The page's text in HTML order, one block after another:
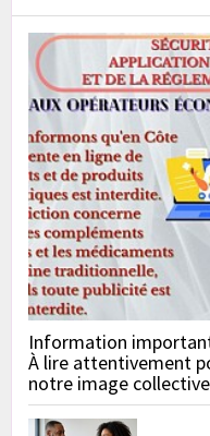
Information
À lire attentivement
notre image